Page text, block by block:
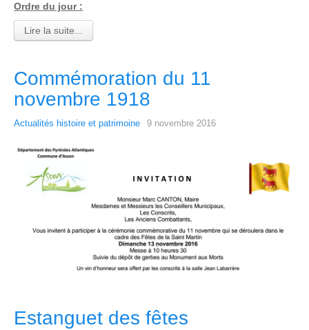
Ordre du jour :
Lire la suite...
Commémoration du 11
novembre 1918
Actualités histoire et patrimoine 9 novembre 2016
Estanguet des fêtes